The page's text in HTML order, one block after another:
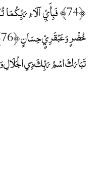
تَبَارَكَ اسْمُ رَبِّكَ ذِي الْجَلَالِ